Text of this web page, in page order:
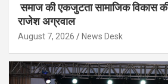
समाज की एकजुटता सामाजिक विकास
राजेश अग्रवाल
August 7, 2026 News Desk